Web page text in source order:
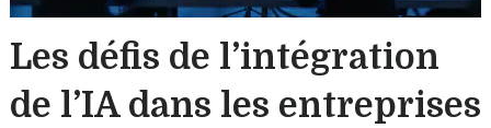
Les défis de l’intégration
de l’IA dans les entreprises